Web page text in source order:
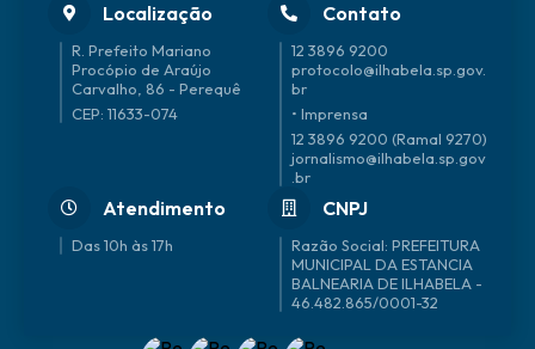
Localização
R. Prefeito Mariano
Procópio de Araújo
Carvalho, 86 - Perequê
CEP: 11633-074
Contato
12 3896 9200
protocolo@ilhabela.sp.gov.
br
• Imprensa
12 3896 9200 (Ramal 9270)
jornalismo@ilhabela.sp.gov
.br
Atendimento
Das 10h às 17h
CNPJ
46.482.865/0001-32